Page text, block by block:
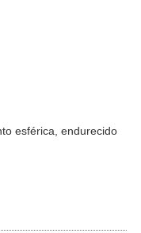
esférica, endurecido
de variante para verla